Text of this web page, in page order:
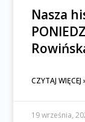
Nasza
CZYTAJ WIĘCEJ
19 września,